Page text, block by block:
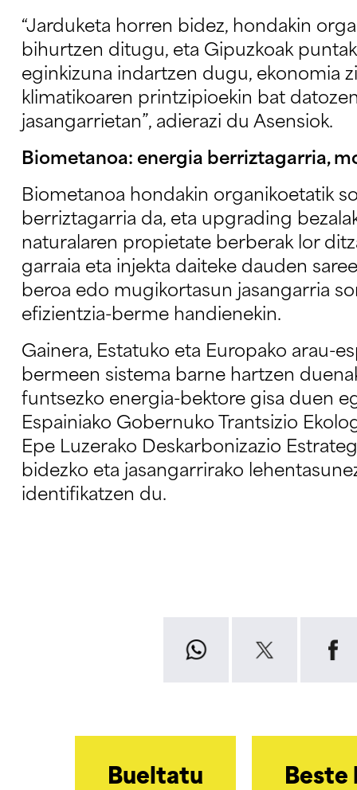
“Jarduketa horren bidez, hondakin
bihurtzen ditugu, eta Gipuzkoak
eginkizuna indartzen dugu, ekonomia
klimatikoaren printzipioekin bat
jasangarrietan”, adierazi du Asensiok.
Biometanoa: energia berriztagarria,
Biometanoa hondakin organikoetatik
berriztagarria da, eta upgrading
naturalaren propietate berberak lor
garraia eta injekta daiteke dauden
beroa edo mugikortasun jasangarria
efizientzia-berme handienekin.
Gainera, Estatuko eta Europako arau-
bermeen sistema barne hartzen
funtsezko energia-bektore gisa duen
Espainiako Gobernuko Trantsizio
Epe Luzerako Deskarbonizazio
bidezko eta jasangarrirako
identifikatzen du.
Bueltatu Beste